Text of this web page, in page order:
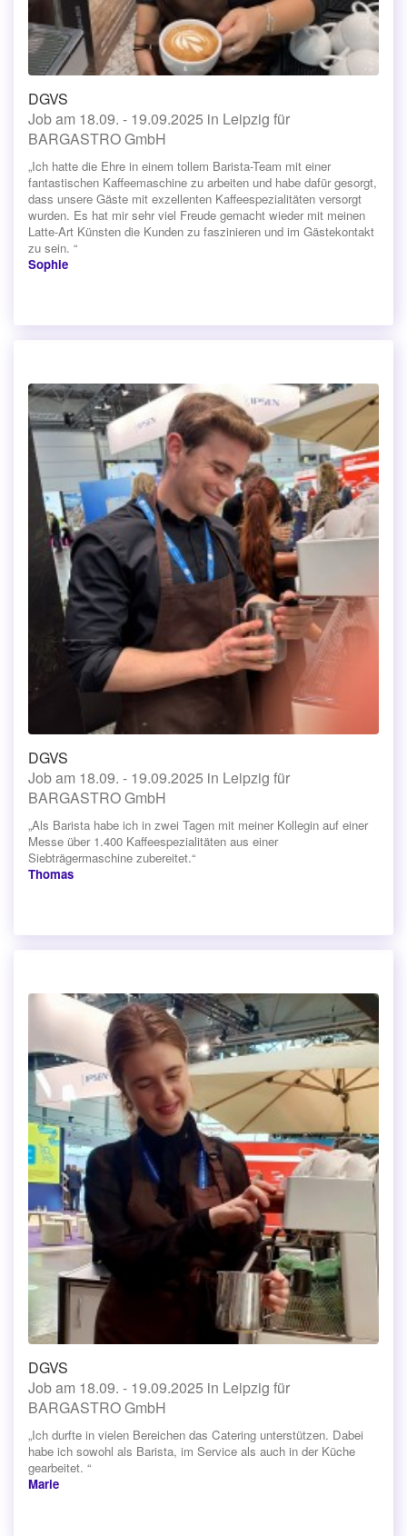
DGVS
Job am 18.09. - 19.09.2025 in Leipzig für
BARGASTRO GmbH
„Ich hatte die Ehre in einem tollem Barista-Team mit einer
fantastischen Kaffeemaschine zu arbeiten und habe dafür gesorgt,
dass unsere Gäste mit exzellenten Kaffeespezialitäten versorgt
wurden. Es hat mir sehr viel Freude gemacht wieder mit meinen
Latte-Art Künsten die Kunden zu faszinieren und im Gästekontakt
zu sein. “
Sophie
DGVS
Job am 18.09. - 19.09.2025 in Leipzig für
BARGASTRO GmbH
„Als Barista habe ich in zwei Tagen mit meiner Kollegin auf einer
Messe über 1.400 Kaffeespezialitäten aus einer
Siebträgermaschine zubereitet.“
Thomas
DGVS
Job am 18.09. - 19.09.2025 in Leipzig für
BARGASTRO GmbH
„Ich durfte in vielen Bereichen das Catering unterstützen. Dabei
habe ich sowohl als Barista, im Service als auch in der Küche
gearbeitet. “
Marie